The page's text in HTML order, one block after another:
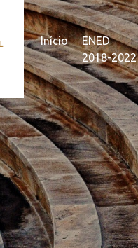
Início
ENED
2018-2022